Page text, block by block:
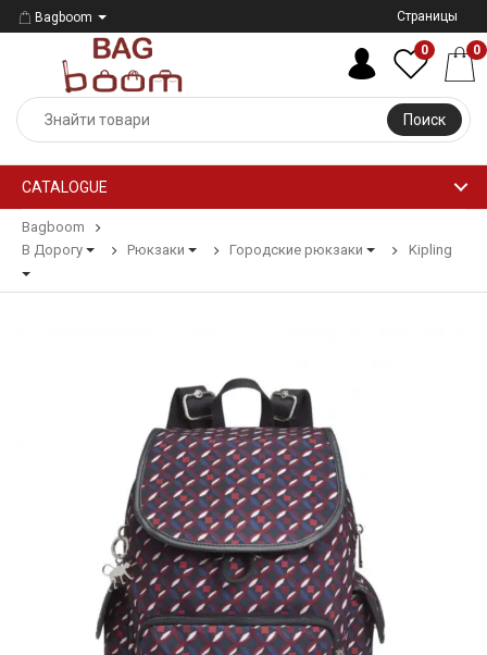
Bagboom Страницы
Поиск
0 0
CATALOGUE
Bagboom
В Дорогу
Рюкзаки Городские рюкзаки Kipling